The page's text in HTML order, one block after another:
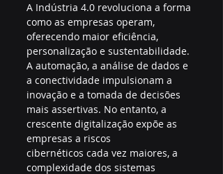
A Indústria 4.0 revoluciona a forma
como as empresas operam,
oferecendo maior eficiência,
personalização e sustentabilidade.
A automação, a análise de dados e
a conectividade impulsionam a
inovação e a tomada de decisões
mais assertivas. No entanto, a
crescente digitalização expõe as
empresas a riscos
cibernéticos cada vez maiores, a
complexidade dos sistemas